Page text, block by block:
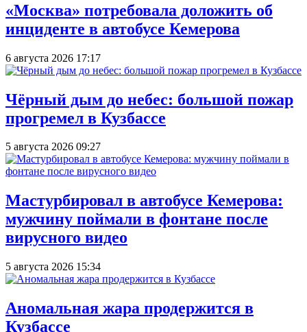
«Москва» потребовала доложить об
инциденте в автобусе Кемерова
6 августа 2026 17:17
Чёрный дым до небес: большой пожар
прогремел в Кузбассе
5 августа 2026 09:27
Мастурбировал в автобусе Кемерова:
мужчину поймали в фонтане после
вирусного видео
5 августа 2026 15:34
Аномальная жара продержится в
Кузбассе